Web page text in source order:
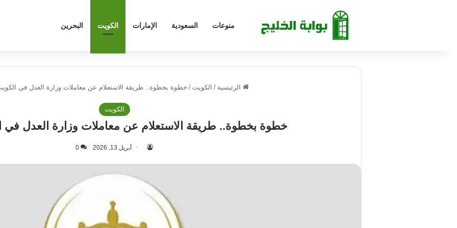
منوعات السعودية الإمارات الكويت البحرين
الرئيسية / الكويت / خطوة بخطوة.. طريقة الاستعلام عن معاملات وزارة العدل في الكويت
الكويت
خطوة بخطوة.. طريقة الاستعلام عن معاملات وزارة العدل في
أبريل 13, 2026 0